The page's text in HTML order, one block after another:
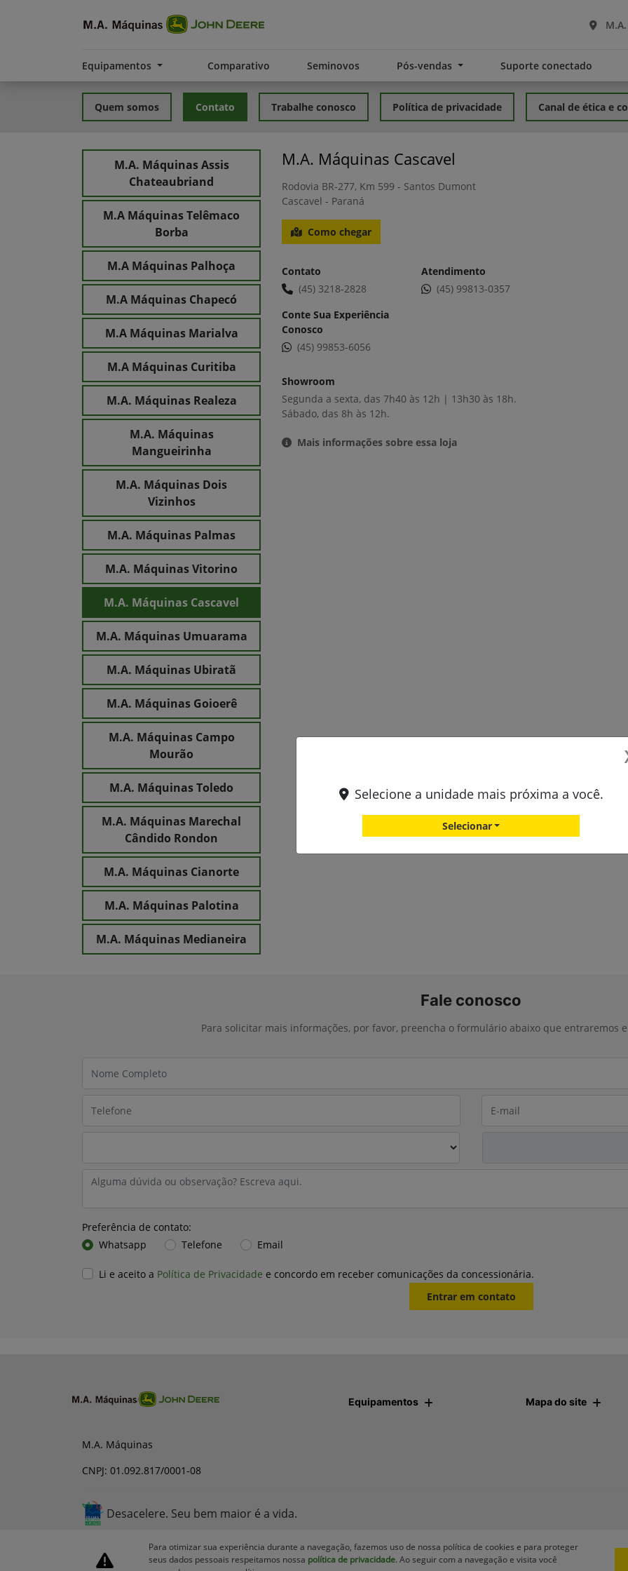
Equipamentos Comparativo Seminovos Pós-vendas Suporte conectado
Quem somos Contato Trabalhe conosco Política de privacidade Canal de ética e
M.A. Máquinas Assis
Chateaubriand
M.A Máquinas Telêmaco
Borba
M.A Máquinas Palhoça
M.A Máquinas Chapecó
M.A Máquinas Marialva
M.A Máquinas Curitiba
M.A. Máquinas Realeza
M.A. Máquinas
Mangueirinha
M.A. Máquinas Dois
Vizinhos
M.A. Máquinas Palmas
M.A. Máquinas Vitorino
M.A. Máquinas Cascavel
M.A. Máquinas Umuarama
M.A. Máquinas Ubiratã
M.A. Máquinas Goioerê
M.A. Máquinas Campo
Mourão
M.A. Máquinas Toledo
M.A. Máquinas Marechal
Cândido Rondon
M.A. Máquinas Cianorte
M.A. Máquinas Palotina
M.A. Máquinas Medianeira
M.A. Máquinas Cascavel
Rodovia BR-277, Km 599 - Santos Dumont
Cascavel - Paraná
Como chegar
Contato
(45) 3218-2828
Atendimento
(45) 99813-0357
Conte Sua Experiência
Conosco
(45) 99853-6056
Showroom
Segunda a sexta, das 7h40 às 12h | 13h30 às 18h.
Sábado, das 8h às 12h.
Mais informações sobre essa loja
Fale conosco
Para solicitar mais informações, por favor, preencha o formulário abaixo que entraremos
Preferência de contato:
Whatsapp
Telefone Email
Li e aceito a Política de Privacidade e concordo em receber comunicações da concessionária.
Entrar em contato
Equipamentos Mapa do site
M.A. Máquinas
CNPJ: 01.092.817/0001-08
Desacelere. Seu bem maior é a vida.
Selecione a unidade mais próxima a você.
Selecionar
Para otimizar sua experiência durante a navegação, fazemos uso de nossa política de cookies e para proteger
seus dados pessoais respeitamos nossa política de privacidade. Ao seguir com a navegação e visita você